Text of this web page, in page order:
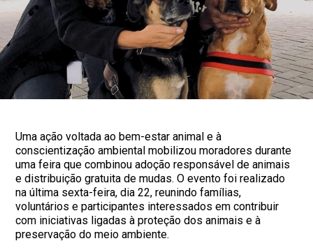
Uma ação voltada ao bem-estar animal e à
conscientização ambiental mobilizou moradores durante
uma feira que combinou adoção responsável de animais
e distribuição gratuita de mudas. O evento foi realizado
na última sexta-feira, dia 22, reunindo famílias,
voluntários e participantes interessados em contribuir
com iniciativas ligadas à proteção dos animais e à
preservação do meio ambiente.